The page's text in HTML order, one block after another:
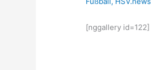
[nggallery id=122]